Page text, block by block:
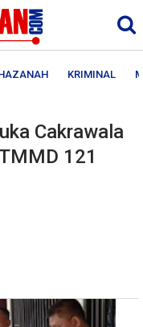
KRIMINAL
Cakrawala
121